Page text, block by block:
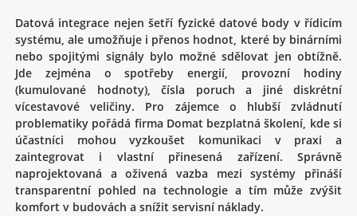
Datová integrace nejen šetří fyzické datové body v řídicím
systému, ale umožňuje i přenos hodnot, které by binárními
nebo spojitými signály bylo možné sdělovat jen obtížně.
Jde zejména o spotřeby energií, provozní hodiny
(kumulované hodnoty), čísla poruch a jiné diskrétní
vícestavové veličiny. Pro zájemce o hlubší zvládnutí
problematiky pořádá firma Domat bezplatná školení, kde si
účastníci mohou vyzkoušet komunikaci v praxi a
zaintegrovat i vlastní přinesená zařízení. Správně
naprojektovaná a oživená vazba mezi systémy přináší
transparentní pohled na technologie a tím může zvýšit
komfort v budovách a snížit servisní náklady.